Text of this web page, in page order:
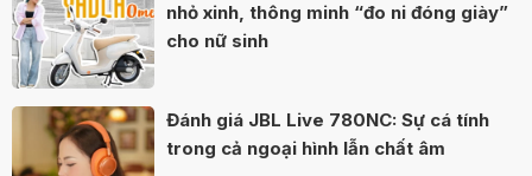
nhỏ xinh, thông minh “đo ni đóng giày”
cho nữ sinh
Đánh giá JBL Live 780NC: Sự cá tính
trong cả ngoại hình lẫn chất âm